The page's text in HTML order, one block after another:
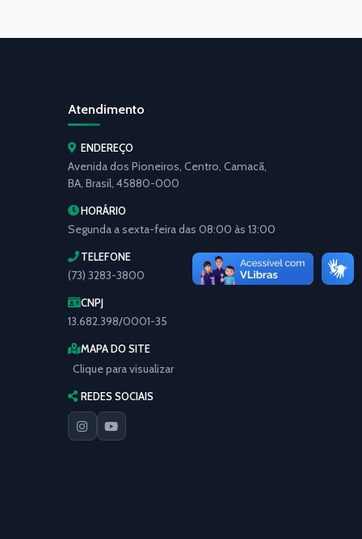
Atendimento
ENDEREÇO
Avenida dos Pioneiros, Centro, Camacã,
BA, Brasil, 45880-000
HORÁRIO
Segunda a sexta-feira das 08:00 às 13:00
TELEFONE
(73) 3283-3800
CNPJ
13.682.398/0001-35
MAPA DO SITE
Clique para visualizar
REDES SOCIAIS